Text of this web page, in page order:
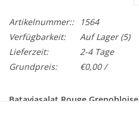
Artikelnummer::
1564
Verfügbarkeit:
Auf Lager(5)
Lieferzeit:
2-4 Tage
Grundpreis:
€0,00 /
Bataviasalat Rouge Grenobloise